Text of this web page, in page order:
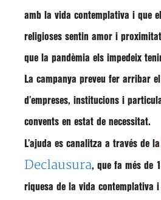
amb la vida contemplativa i que
religioses sentin amor i
que la pandèmia els impedeix
La campanya preveu fer arribar
d’empreses, institucions i
convents en estat de necessitat.
L’ajuda es canalitza a través de la
Declausura, que fa més de
riquesa de la vida contemplativa i